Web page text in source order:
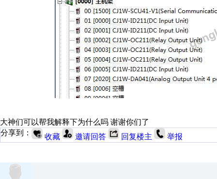
大神们可以帮我解释下为什么吗 谢谢你们了
分享到：
收藏 邀请回答 回复楼主 举报